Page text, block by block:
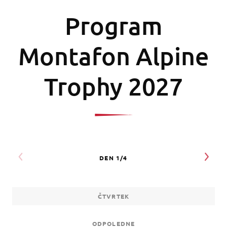
Program
Montafon Alpine
Trophy 2027
ČTVRTEK
ODPOLEDNE